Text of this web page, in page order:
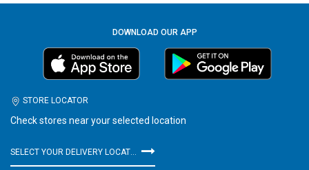
DOWNLOAD OUR APP
STORE LOCATOR
Check stores near your selected location